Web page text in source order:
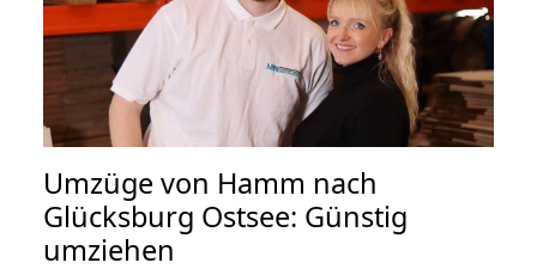
Umzüge von Hamm nach
Glücksburg Ostsee: Günstig
umziehen